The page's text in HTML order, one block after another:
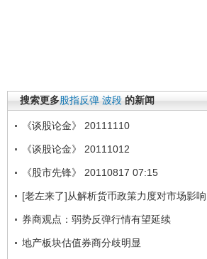
搜索更多股指反弹 波段 的新闻
《谈股论金》 20111110
《谈股论金》 20111012
《股市先锋》 20110817 07:15
[老左来了]从解析货币政策力度对市场影
券商观点：弱势反弹行情有望延续
地产板块估值券商分歧明显